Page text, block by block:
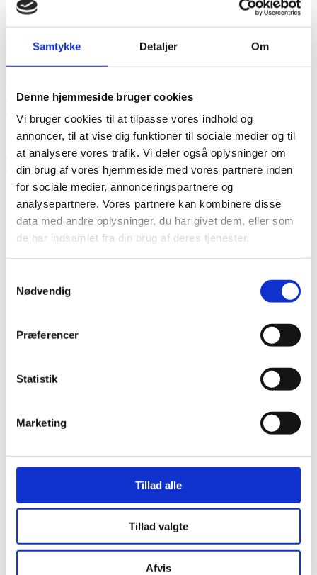
Samtykke Detaljer Om
Denne hjemmeside bruger cookies
Vi bruger cookies til at tilpasse vores indhold og
annoncer, til at vise dig funktioner til sociale medier og til
at analysere vores trafik. Vi deler også oplysninger om
din brug af vores hjemmeside med vores partnere inden
for sociale medier, annonceringspartnere og
analysepartnere. Vores partnere kan kombinere disse
data med andre oplysninger, du har givet dem, eller som
de har indsamlet fra din brug af deres tjenester.
Nødvendig
Præferencer
Statistik
Marketing
Tillad alle
Tillad valgte
Afvis
annonce
RAINBOW BUSINESS DENMARK
Her er alle vinderne fra årets Danish
Rainbow Awards